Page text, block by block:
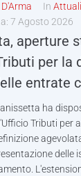
In
7 Agosto 2026
aperture
per la
entrate
ha
Tributi per
delle